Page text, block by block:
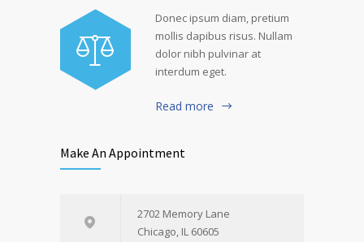
Donec ipsum diam, pretium
mollis dapibus risus. Nullam
dolor nibh pulvinar at
interdum eget.
Read more
Make An Appointment
2702 Memory Lane
Chicago, IL 60605